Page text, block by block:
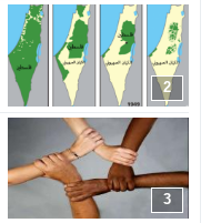
2
3